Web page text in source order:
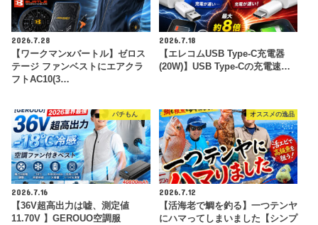
2026.7.28
【ワークマンxバートル】ゼロス
テージ ファンベストにエアクラ
フトAC10(3…
2026.7.18
【エレコムUSB Type-C充電器
(20W)】USB Type-Cの充電速…
パチもん
2026.7.16
【36V超高出力は嘘、測定値
11.70V 】GEROUO空調服
オススメの逸品
2026.7.12
【活海老で鯛を釣る】一つテンヤ
にハマってしまいました【シンプ